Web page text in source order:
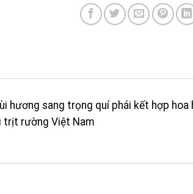
hương sang trọng quí phái kết hợp hoa
trịt rường Việt Nam